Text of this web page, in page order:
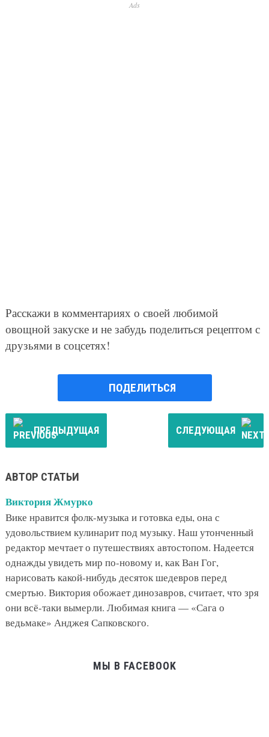
Ads
Расскажи в комментариях о своей любимой
овощной закуске и не забудь поделиться рецептом с
друзьями в соцсетях!
ПОДЕЛИТЬСЯ
ПРЕДЫДУЩАЯ СЛЕДУЮЩАЯ
АВТОР СТАТЬИ
Виктория Жмурко
Вике нравится фолк-музыка и готовка еды, она с
удовольствием кулинарит под музыку. Наш утонченный
редактор мечтает о путешествиях автостопом. Надеется
однажды увидеть мир по-новому и, как Ван Гог,
нарисовать какой-нибудь десяток шедевров перед
смертью. Виктория обожает динозавров, считает, что зря
они всё-таки вымерли. Любимая книга — «Сага о
ведьмаке» Анджея Сапковского.
МЫ В FACEBOOK